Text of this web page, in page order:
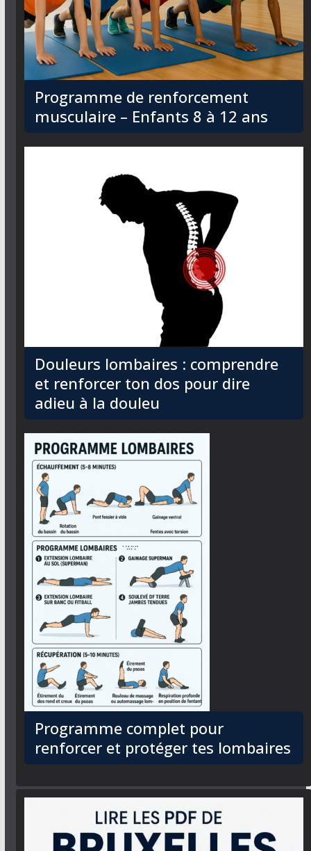
Programme de renforcement
musculaire – Enfants 8 à 12 ans
Douleurs lombaires : comprendre
et renforcer ton dos pour dire
adieu à la douleu
Programme complet pour
renforcer et protéger tes lombaires